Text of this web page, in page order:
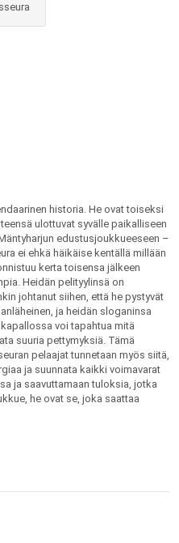
historia. He ovat toiseksi
ulottuvat syvälle paikalliseen
edustusjoukkueeseen –
ei ehkä häikäise kentällä millään
kerta toisensa jälkeen
Heidän pelityylinsä on
johtanut siihen, että he pystyvät
ja heidän sloganinsa
voi tapahtua mitä
suuria pettymyksiä. Tämä
pelaajat tunnetaan myös siitä,
ja suunnata kaikki voimavarat
ja saavuttamaan tuloksia, jotka
he ovat se, joka saattaa